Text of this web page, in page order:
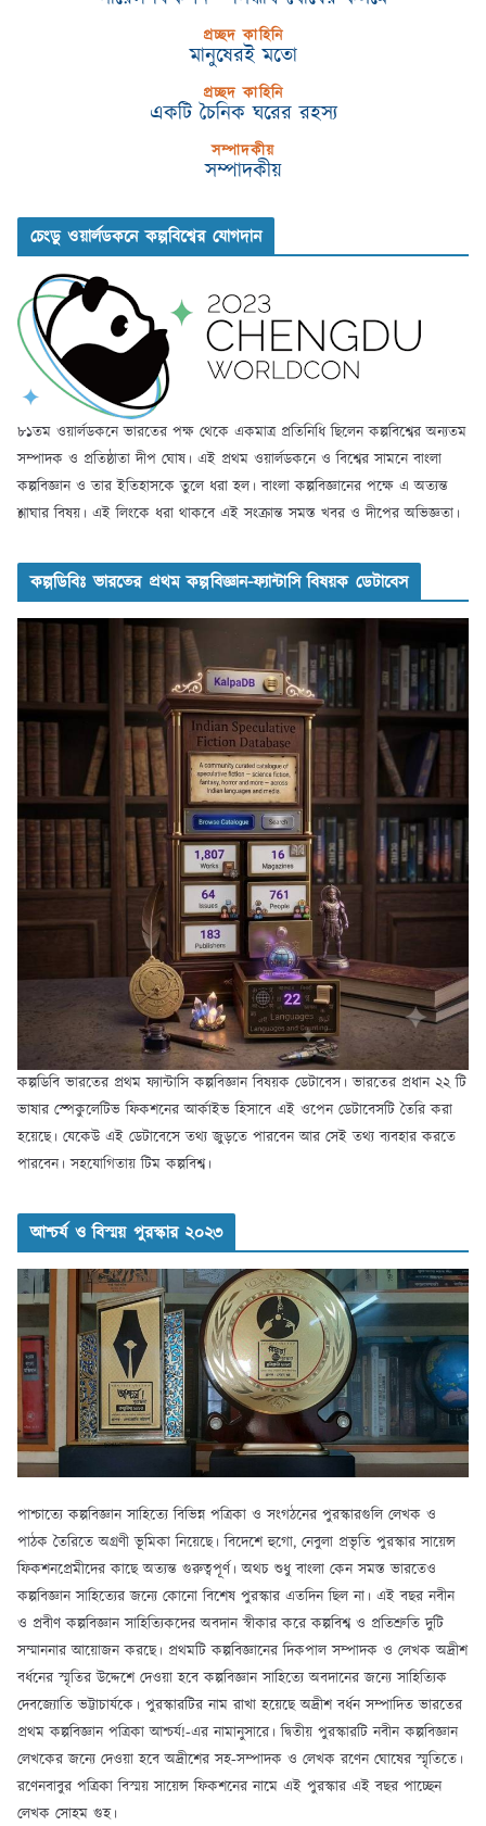
প্রচ্ছদ কাহিনি
মানুষেরই মতো
প্রচ্ছদ কাহিনি
একটি চৈনিক ঘরের রহস্য
সম্পাদকীয়
সম্পাদকীয়
চেংডু ওয়ার্লডকনে কল্পবিশ্বের যোগদান
৮১তম ওয়ার্লডকনে ভারতের পক্ষ থেকে একমাত্র প্রতিনিধি ছিলেন কল্পবিশ্বের অন্যতম
সম্পাদক ও প্রতিষ্ঠাতা দীপ ঘোষ। এই প্রথম ওয়ার্লডকনে ও বিশ্বের সামনে বাংলা
কল্পবিজ্ঞান ও তার ইতিহাসকে তুলে ধরা হল। বাংলা কল্পবিজ্ঞানের পক্ষে এ অত্যন্ত
শ্লাঘার বিষয়। এই লিংকে ধরা থাকবে এই সংক্রান্ত সমস্ত খবর ও দীপের অভিজ্ঞতা।
কল্পডিবিঃ ভারতের প্রথম কল্পবিজ্ঞান-ফ্যান্টাসি বিষয়ক ডেটাবেস
কল্পডিবি ভারতের প্রথম ফ্যান্টাসি কল্পবিজ্ঞান বিষয়ক ডেটাবেস। ভারতের প্রধান ২২ টি
ভাষার স্পেকুলেটিভ ফিকশনের আর্কাইভ হিসাবে এই ওপেন ডেটাবেসটি তৈরি করা
হয়েছে। যেকেউ এই ডেটাবেসে তথ্য জুড়তে পারবেন আর সেই তথ্য ব্যবহার করতে
পারবেন। সহযোগিতায় টিম কল্পবিশ্ব।
আশ্চর্য ও বিস্ময় পুরস্কার ২০২৩
পাশ্চাত্যে কল্পবিজ্ঞান সাহিত্যে বিভিন্ন পত্রিকা ও সংগঠনের পুরস্কারগুলি লেখক ও
পাঠক তৈরিতে অগ্রণী ভূমিকা নিয়েছে। বিদেশে হুগো, নেবুলা প্রভৃতি পুরস্কার সায়েন্স
ফিকশনপ্রেমীদের কাছে অত্যন্ত গুরুত্বপূর্ণ। অথচ শুধু বাংলা কেন সমস্ত ভারতেও
কল্পবিজ্ঞান সাহিত্যের জন্যে কোনো বিশেষ পুরস্কার এতদিন ছিল না। এই বছর নবীন
ও প্রবীণ কল্পবিজ্ঞান সাহিত্যিকদের অবদান স্বীকার করে কল্পবিশ্ব ও প্রতিশ্রুতি দুটি
সম্মাননার আয়োজন করছে। প্রথমটি কল্পবিজ্ঞানের দিকপাল সম্পাদক ও লেখক অদ্রীশ
বর্ধনের স্মৃতির উদ্দেশে দেওয়া হবে কল্পবিজ্ঞান সাহিত্যে অবদানের জন্যে সাহিত্যিক
দেবজ্যোতি ভট্টাচার্যকে। পুরস্কারটির নাম রাখা হয়েছে অদ্রীশ বর্ধন সম্পাদিত ভারতের
প্রথম কল্পবিজ্ঞান পত্রিকা আশ্চর্য!-এর নামানুসারে। দ্বিতীয় পুরস্কারটি নবীন কল্পবিজ্ঞান
লেখকের জন্যে দেওয়া হবে অদ্রীশের সহ-সম্পাদক ও লেখক রণেন ঘোষের স্মৃতিতে।
রণেনবাবুর পত্রিকা বিস্ময় সায়েন্স ফিকশনের নামে এই পুরস্কার এই বছর পাচ্ছেন
লেখক সোহম গুহ।